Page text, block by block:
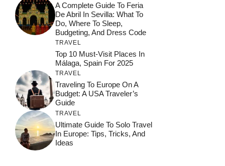
A Complete Guide To Feria
De Abril In Sevilla: What To
Do, Where To Sleep,
Budgeting, And Dress Code
TRAVEL
Top 10 Must-Visit Places In
Málaga, Spain For 2025
TRAVEL
Traveling To Europe On A
Budget: A USA Traveler’s
Guide
TRAVEL
Ultimate Guide To Solo Travel
In Europe: Tips, Tricks, And
Ideas